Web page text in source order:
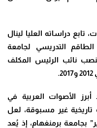
تابع دراساته العليا لينال
الطاقم التدريسي لجامعة
نائب الرئيس المكلف
الأصوات العربية في
غير مسبوقة، لعل
بجامعة برمنغهام، إذ يُعد